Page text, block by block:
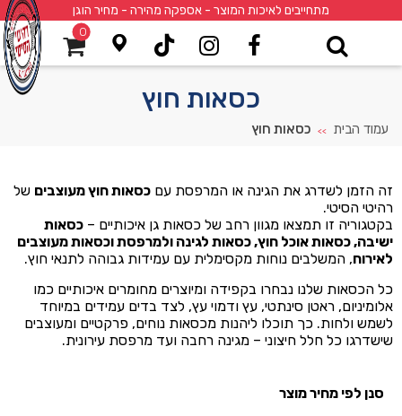
מתחייבים לאיכות המוצר - אספקה מהירה - מחיר הוגן
0
כסאות חוץ
עמוד הבית >> כסאות חוץ
זה הזמן לשדרג את הגינה או המרפסת עם כסאות חוץ מעוצבים של
רהיטי הסיטי.
בקטגוריה זו תמצאו מגוון רחב של כסאות גן איכותיים – כסאות
ישיבה, כסאות אוכל חוץ, כסאות לגינה ולמרפסת וכסאות מעוצבים
לאירוח, המשלבים נוחות מקסימלית עם עמידות גבוהה לתנאי חוץ.
כל הכסאות שלנו נבחרו בקפידה ומיוצרים מחומרים איכותיים כמו
אלומיניום, ראטן סינתטי, עץ ודמוי עץ, לצד בדים עמידים במיוחד
לשמש ולחות. כך תוכלו ליהנות מכסאות נוחים, פרקטיים ומעוצבים
שישדרגו כל חלל חיצוני – מגינה רחבה ועד מרפסת עירונית.
סנן לפי מחיר מוצר